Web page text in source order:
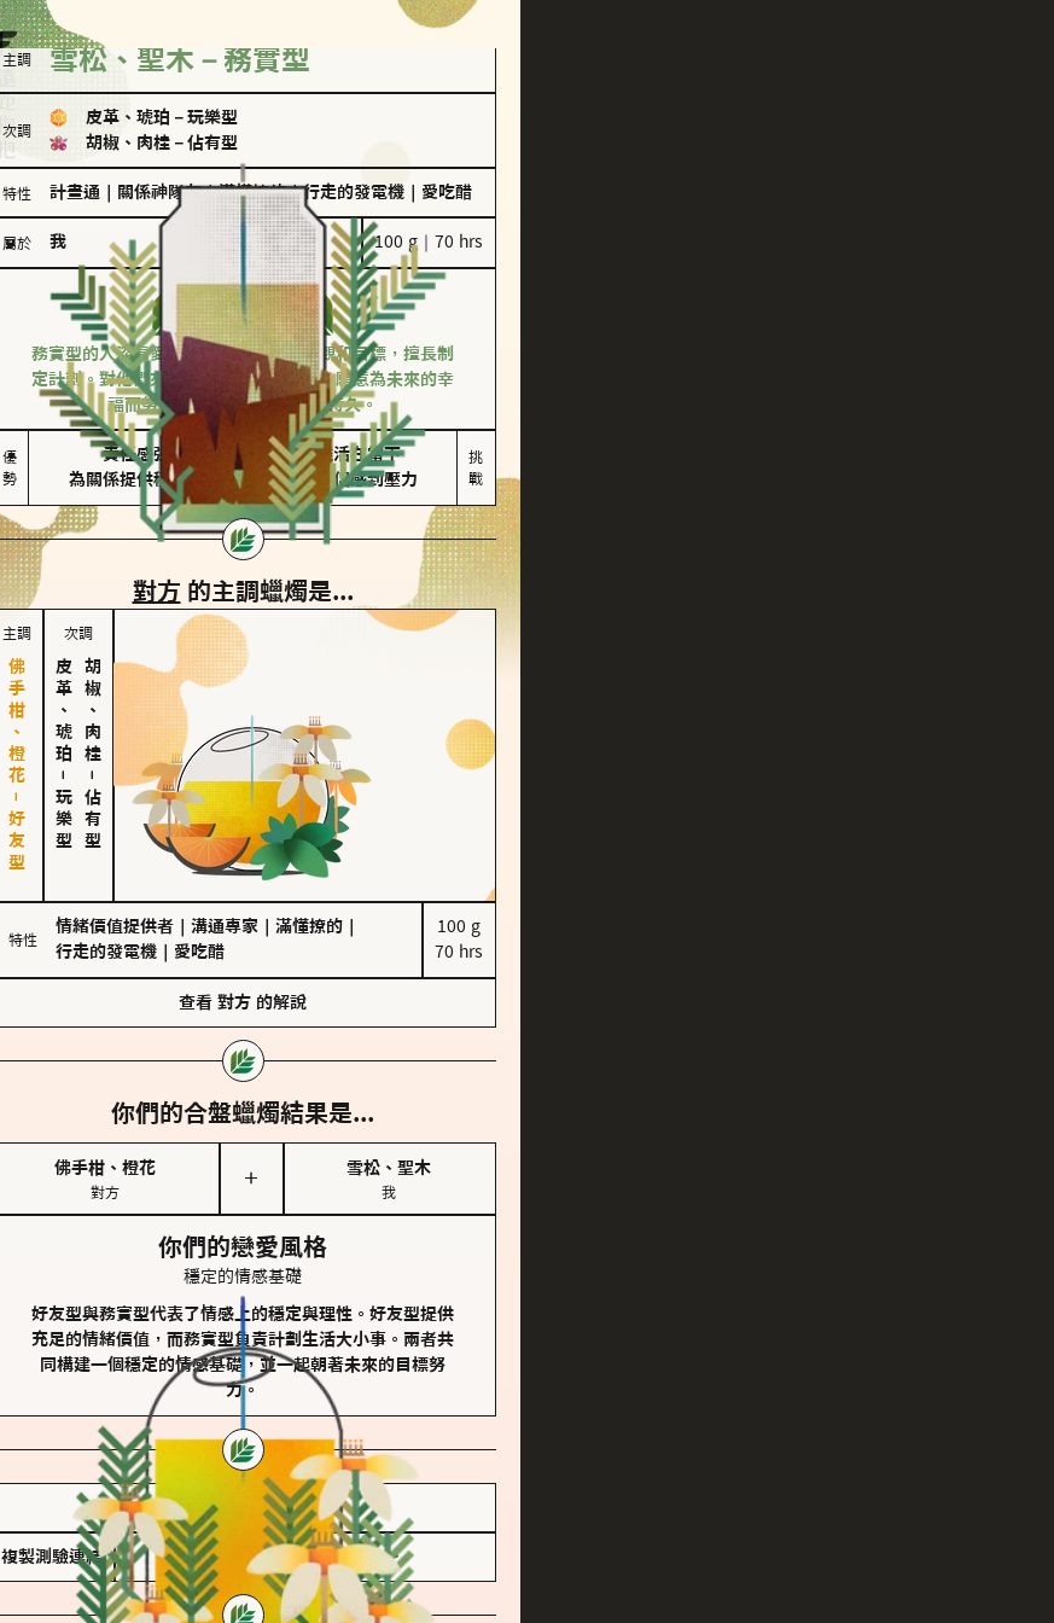
主調 雪松、聖木－務實型
次調
皮革、琥珀 － 玩樂型
胡椒、肉桂 － 佔有型
特性 計畫通 關係神隊友｜滿懂撩的｜行走的發電機 愛吃醋
屬於 我 100 g｜70 hrs
務實型
雪松、聖木
務實型的人深信愛情立基於共同的價值觀和目標，擅長制
定計劃。對他們來說，感情穩定最重要，願意為未來的幸
福而努力，讓愛情變得踏實而持久。
優
勢
責任感強
為關係提供穩定度
較難活在當下
易讓伴侶感到壓力
挑
戰
對方 的主調蠟燭是...
主調
佛手柑、橙花－好友型
次調
皮革、琥珀
－
玩樂型
胡椒、肉桂
－
佔有型
特性
情緒價值提供者 溝通專家 滿懂撩的
行走的發電機
愛吃醋
100 g
70 hrs
查看 對方 的解說
你們的合盤蠟燭結果是...
佛手柑、橙花
對方
＋
雪松、聖木
我
你們的戀愛風格
穩定的情感基礎
好友型與務實型代表了情感上的穩定與理性。好友型提供
充足的情緒價值，而務實型負責計劃生活大小事。兩者共
同構建一個穩定的情感基礎，並一起朝著未來的目標努
力。
儲存我的結果圖
複製測驗連結 查看香氛類型全解析 >>>